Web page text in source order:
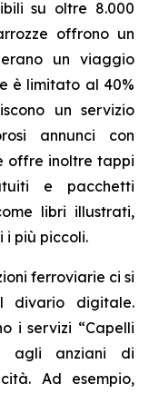
su oltre 8.000
offrono un
un viaggio
è limitato al 40%
un servizio
annunci con
offre inoltre tappi
e pacchetti
libri illustrati,
i più piccoli.
ferroviarie ci si
divario digitale.
i servizi “Capelli
agli anziani di
Ad esempio,